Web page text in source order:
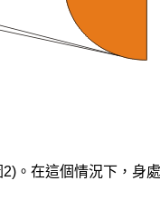
。在這個情況下，身